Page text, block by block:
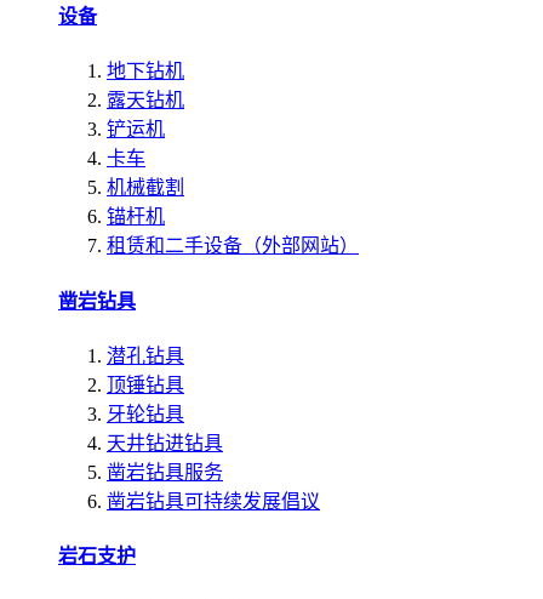
设备
地下钻机
露天钻机
铲运机
卡车
机械截割
锚杆机
租赁和二手设备（外部网站）
凿岩钻具
潜孔钻具
顶锤钻具
牙轮钻具
天井钻进钻具
凿岩钻具服务
凿岩钻具可持续发展倡议
岩石支护